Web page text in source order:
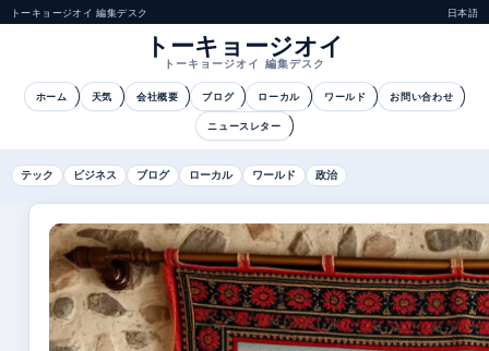
トーキョージオイ 編集デスク 日本語
トーキョージオイ
トーキョージオイ 編集デスク
ホーム 天気 会社概要 ブログ ローカル ワールド お問い合わせ
ニュースレター
テック ビジネス ブログ ローカル ワールド 政治